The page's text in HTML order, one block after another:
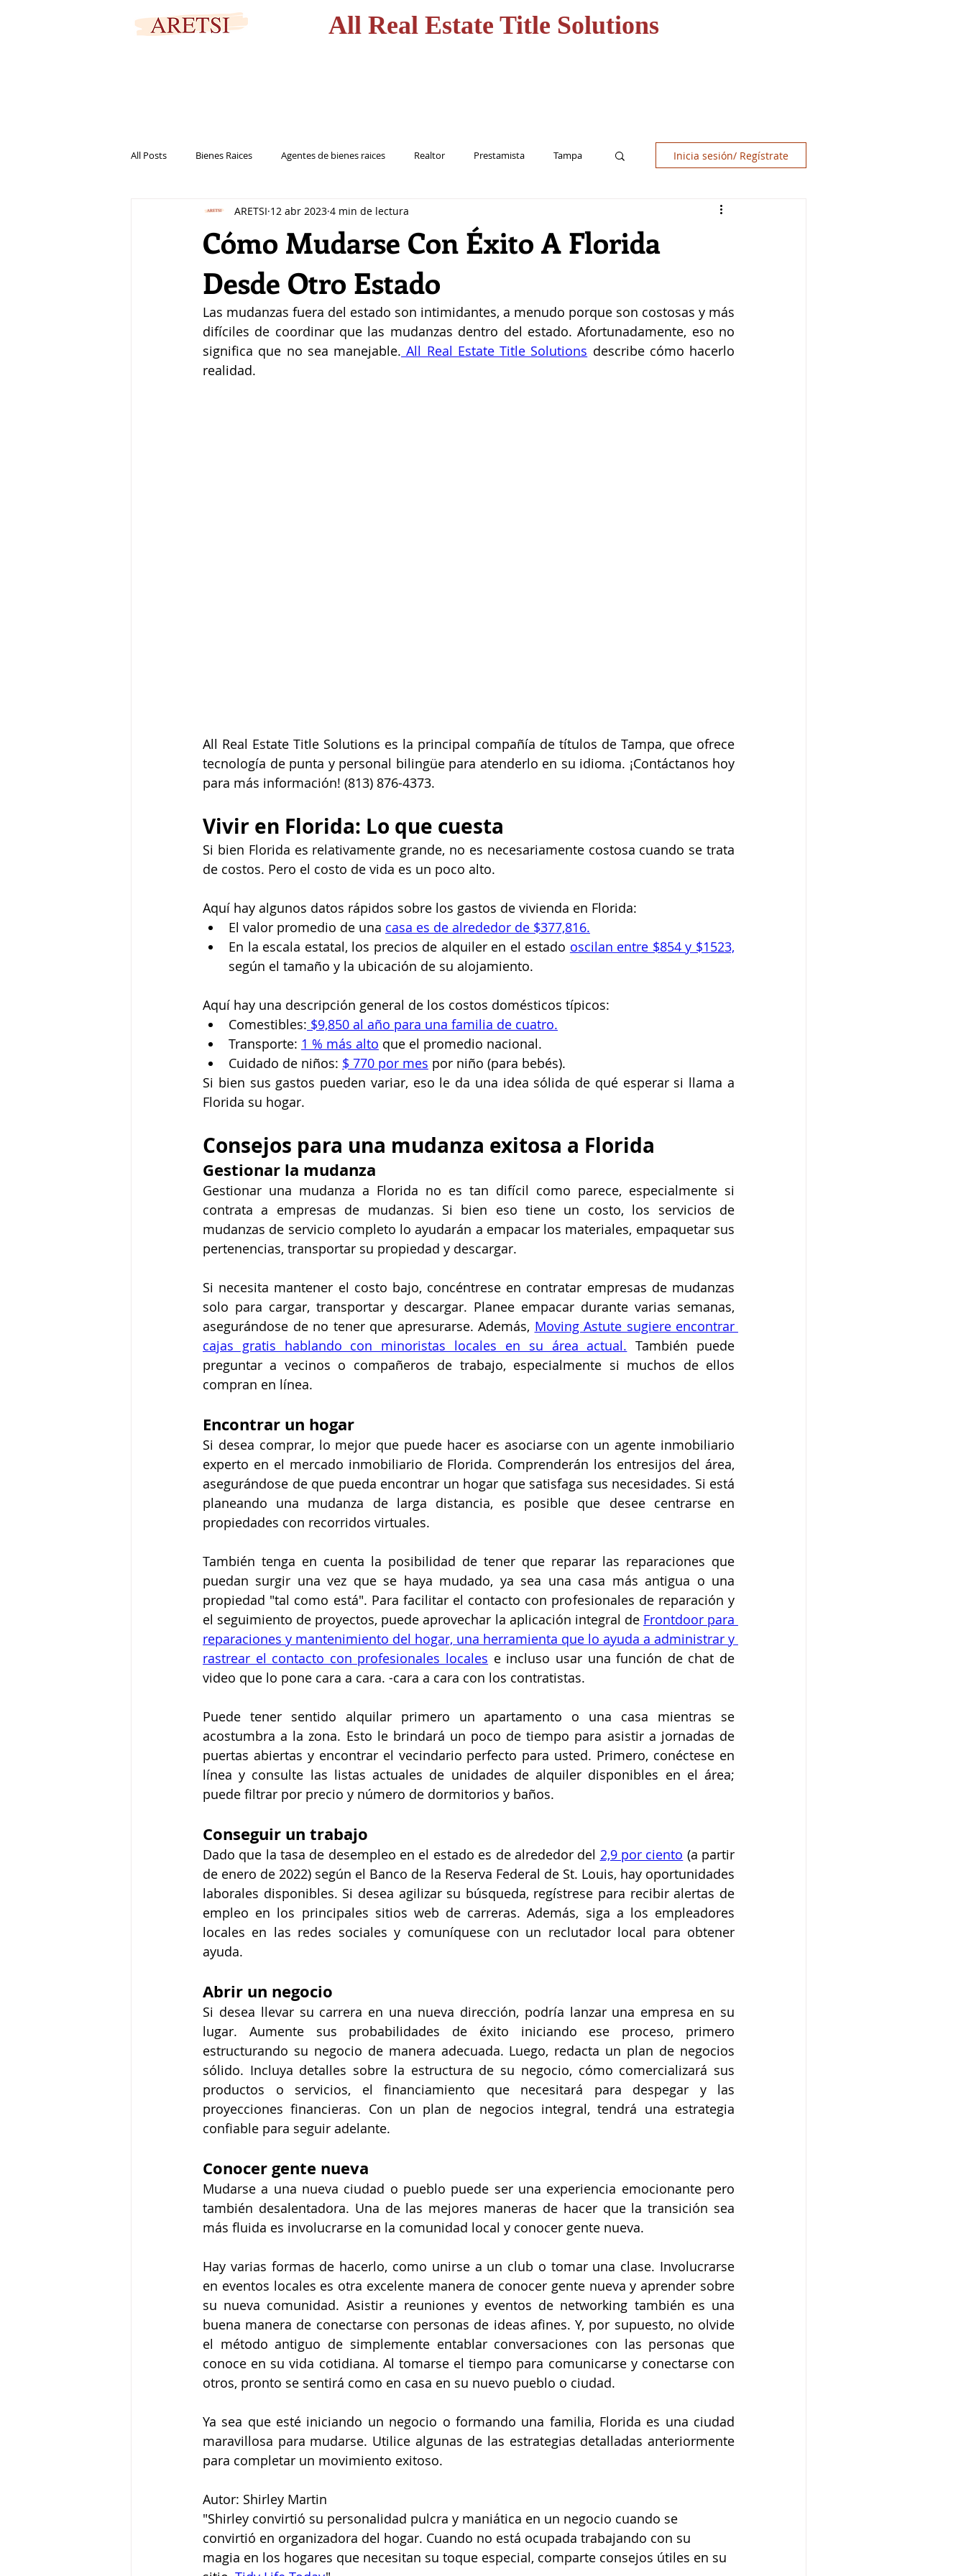
All Real Estate Title Solutions
All Posts Bienes Raices Agentes de bienes raices Realtor Prestamista Tampa
Casa Vivienda Inversionista
Inicia sesión/ Regístrate
Cómo Mudarse Con Éxito A Florida
Desde Otro Estado
ARETSI 12 abr 2023 4 min de lectura
Las mudanzas fuera del estado son intimidantes, a menudo porque son costosas y más
difíciles de coordinar que las mudanzas dentro del estado. Afortunadamente, eso no
significa que no sea manejable. All Real Estate Title Solutions describe cómo hacerlo
realidad.
All Real Estate Title Solutions es la principal compañía de títulos de Tampa, que ofrece
tecnología de punta y personal bilingüe para atenderlo en su idioma. ¡Contáctanos hoy
para más información! (813) 876-4373.
Vivir en Florida: Lo que cuesta
Si bien Florida es relativamente grande, no es necesariamente costosa cuando se trata
de costos. Pero el costo de vida es un poco alto.
Aquí hay algunos datos rápidos sobre los gastos de vivienda en Florida:
El valor promedio de una casa es de alrededor de $377,816.
En la escala estatal, los precios de alquiler en el estado oscilan entre $854 y $1523,
según el tamaño y la ubicación de su alojamiento.
Aquí hay una descripción general de los costos domésticos típicos:
Comestibles: $9,850 al año para una familia de cuatro.
Transporte: 1 % más alto que el promedio nacional.
Cuidado de niños: $ 770 por mes por niño (para bebés).
Si bien sus gastos pueden variar, eso le da una idea sólida de qué esperar si llama a
Florida su hogar.
Consejos para una mudanza exitosa a Florida
Gestionar la mudanza
Gestionar una mudanza a Florida no es tan difícil como parece, especialmente si
contrata a empresas de mudanzas. Si bien eso tiene un costo, los servicios de
mudanzas de servicio completo lo ayudarán a empacar los materiales, empaquetar sus
pertenencias, transportar su propiedad y descargar.
Si necesita mantener el costo bajo, concéntrese en contratar empresas de mudanzas
solo para cargar, transportar y descargar. Planee empacar durante varias semanas,
asegurándose de no tener que apresurarse. Además, Moving Astute sugiere encontrar
cajas gratis hablando con minoristas locales en su área actual. También puede
preguntar a vecinos o compañeros de trabajo, especialmente si muchos de ellos
compran en línea.
Encontrar un hogar
Si desea comprar, lo mejor que puede hacer es asociarse con un agente inmobiliario
experto en el mercado inmobiliario de Florida. Comprenderán los entresijos del área,
asegurándose de que pueda encontrar un hogar que satisfaga sus necesidades. Si está
planeando una mudanza de larga distancia, es posible que desee centrarse en
propiedades con recorridos virtuales.
También tenga en cuenta la posibilidad de tener que reparar las reparaciones que
puedan surgir una vez que se haya mudado, ya sea una casa más antigua o una
propiedad "tal como está". Para facilitar el contacto con profesionales de reparación y
el seguimiento de proyectos, puede aprovechar la aplicación integral de Frontdoor para
reparaciones y mantenimiento del hogar, una herramienta que lo ayuda a administrar y
rastrear el contacto con profesionales locales e incluso usar una función de chat de
video que lo pone cara a cara. -cara a cara con los contratistas.
Puede tener sentido alquilar primero un apartamento o una casa mientras se
acostumbra a la zona. Esto le brindará un poco de tiempo para asistir a jornadas de
puertas abiertas y encontrar el vecindario perfecto para usted. Primero, conéctese en
línea y consulte las listas actuales de unidades de alquiler disponibles en el área;
puede filtrar por precio y número de dormitorios y baños.
Conseguir un trabajo
Dado que la tasa de desempleo en el estado es de alrededor del 2,9 por ciento (a partir
de enero de 2022) según el Banco de la Reserva Federal de St. Louis, hay oportunidades
laborales disponibles. Si desea agilizar su búsqueda, regístrese para recibir alertas de
empleo en los principales sitios web de carreras. Además, siga a los empleadores
locales en las redes sociales y comuníquese con un reclutador local para obtener
ayuda.
Abrir un negocio
Si desea llevar su carrera en una nueva dirección, podría lanzar una empresa en su
lugar. Aumente sus probabilidades de éxito iniciando ese proceso, primero
estructurando su negocio de manera adecuada. Luego, redacta un plan de negocios
sólido. Incluya detalles sobre la estructura de su negocio, cómo comercializará sus
productos o servicios, el financiamiento que necesitará para despegar y las
proyecciones financieras. Con un plan de negocios integral, tendrá una estrategia
confiable para seguir adelante.
Conocer gente nueva
Mudarse a una nueva ciudad o pueblo puede ser una experiencia emocionante pero
también desalentadora. Una de las mejores maneras de hacer que la transición sea
más fluida es involucrarse en la comunidad local y conocer gente nueva.
Hay varias formas de hacerlo, como unirse a un club o tomar una clase. Involucrarse
en eventos locales es otra excelente manera de conocer gente nueva y aprender sobre
su nueva comunidad. Asistir a reuniones y eventos de networking también es una
buena manera de conectarse con personas de ideas afines. Y, por supuesto, no olvide
el método antiguo de simplemente entablar conversaciones con las personas que
conoce en su vida cotidiana. Al tomarse el tiempo para comunicarse y conectarse con
otros, pronto se sentirá como en casa en su nuevo pueblo o ciudad.
Ya sea que esté iniciando un negocio o formando una familia, Florida es una ciudad
maravillosa para mudarse. Utilice algunas de las estrategias detalladas anteriormente
para completar un movimiento exitoso.
Autor: Shirley Martin
"Shirley convirtió su personalidad pulcra y maniática en un negocio cuando se
convirtió en organizadora del hogar. Cuando no está ocupada trabajando con su
magia en los hogares que necesitan su toque especial, comparte consejos útiles en su